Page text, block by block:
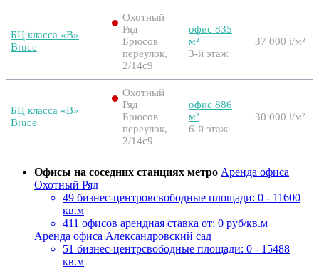
БЦ класса «B»
Bruce
Охотный
Ряд
Брюсов
переулок,
2/14с9
офис 835
м²
3-й этаж
37 000 i/м²
БЦ класса «B»
Bruce
Охотный
Ряд
Брюсов
переулок,
2/14с9
офис 886
м²
6-й этаж
30 000 i/м²
Офисы на соседних станциях метро Аренда офиса
Охотный Ряд
49 бизнес-центровсвободные площади: 0 - 11600
кв.м
411 офисов арендная ставка от: 0 руб/кв.м
Аренда офиса Александровский сад
51 бизнес-центрсвободные площади: 0 - 15488
кв.м